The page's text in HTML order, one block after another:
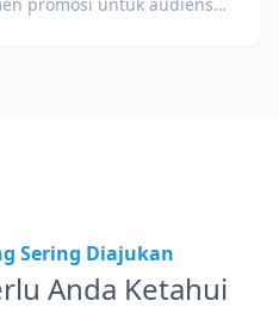
Sering Diajukan
Anda Ketahui